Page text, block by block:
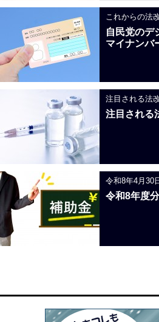
これからの法
自民党のデ
マイナンバ
注目される法
注目される
令和8年4月30
令和8年度